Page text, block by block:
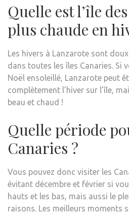
Quelle est l’île
plus chaude en
Les hivers à Lanzarote sont
dans toutes les îles Canaries. Si
Noël ensoleillé, Lanzarote peut
complètement l’hiver sur l’île,
beau et chaud !
Quelle période
Canaries ?
Vous pouvez donc visiter les
évitant décembre et février si
hauts et les bas, mais aussi le
raisons. Les meilleurs moments